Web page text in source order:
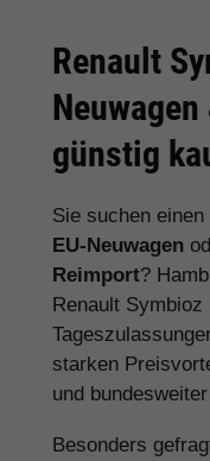
Renault
günstig
Sie suchen
EU-Neuwagen
Reimport?
Renault Symbioz
starken
und
Besonders